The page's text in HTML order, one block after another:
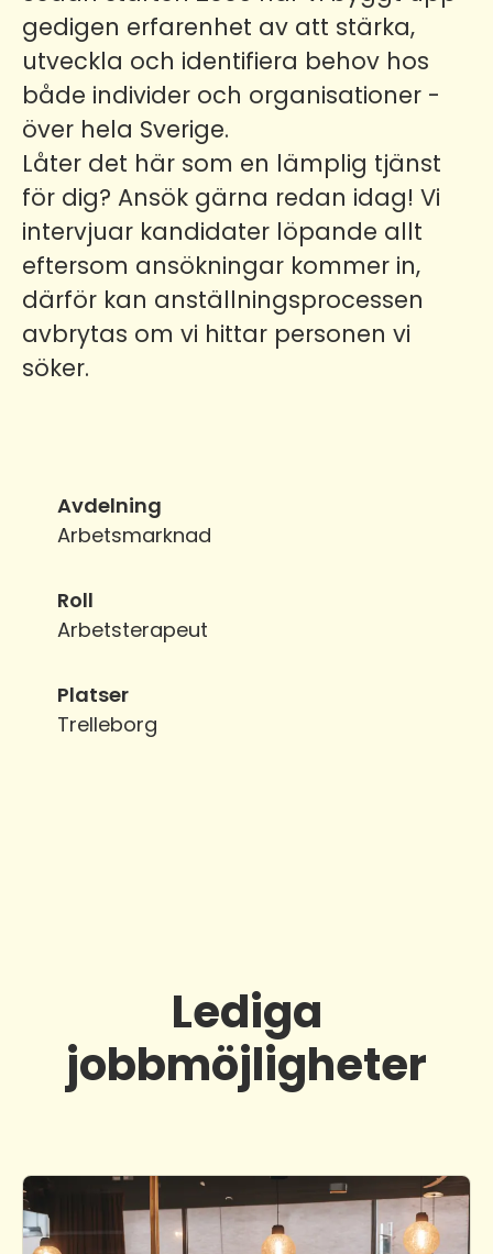
gedigen erfarenhet av att stärka,
utveckla och identifiera behov hos
både individer och organisationer -
över hela Sverige.
Låter det här som en lämplig tjänst
för dig? Ansök gärna redan idag! Vi
intervjuar kandidater löpande allt
eftersom ansökningar kommer in,
därför kan anställningsprocessen
avbrytas om vi hittar personen vi
söker.
Avdelning
Arbetsmarknad
Roll
Arbetsterapeut
Platser
Trelleborg
Lediga
jobbmöjligheter